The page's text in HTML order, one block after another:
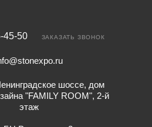
45-50 ЗАКАЗАТЬ ЗВОНОК
шоссе, дом
"FAMILY ROOM", 2-й
этаж